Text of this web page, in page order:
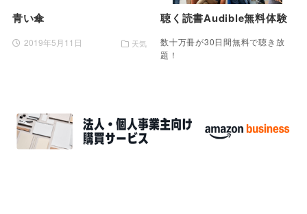
青い傘
2019年5月11日 天気
聴く読書Audible無料体験
数十万冊が30日間無料で聴き放
題！